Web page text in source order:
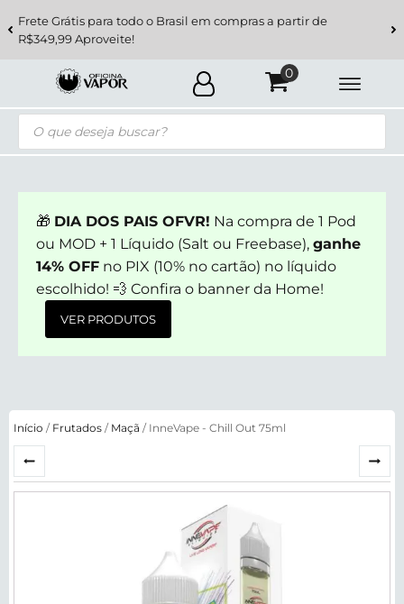
Frete Grátis para todo o Brasil em compras a partir de
R$349,99 Aproveite!
Pesquisar
produtos
🎁 DIA DOS PAIS OFVR! Na compra de 1 Pod
ou MOD + 1 Líquido (Salt ou Freebase), ganhe
14% OFF no PIX (10% no cartão) no líquido
escolhido! 💨 Confira o banner da Home!
VER PRODUTOS
Início / Frutados / Maçã / InneVape - Chill Out 75ml